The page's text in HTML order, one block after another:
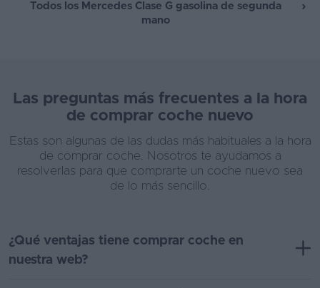
Todos los Mercedes Clase G gasolina de segunda
mano
Las preguntas más frecuentes a la hora
de comprar coche nuevo
Estas son algunas de las dudas más habituales a la hora
de comprar coche. Nosotros te ayudamos a
resolverlas para que comprarte un coche nuevo sea
de lo más sencillo.
¿Qué ventajas tiene comprar coche en
nuestra web?